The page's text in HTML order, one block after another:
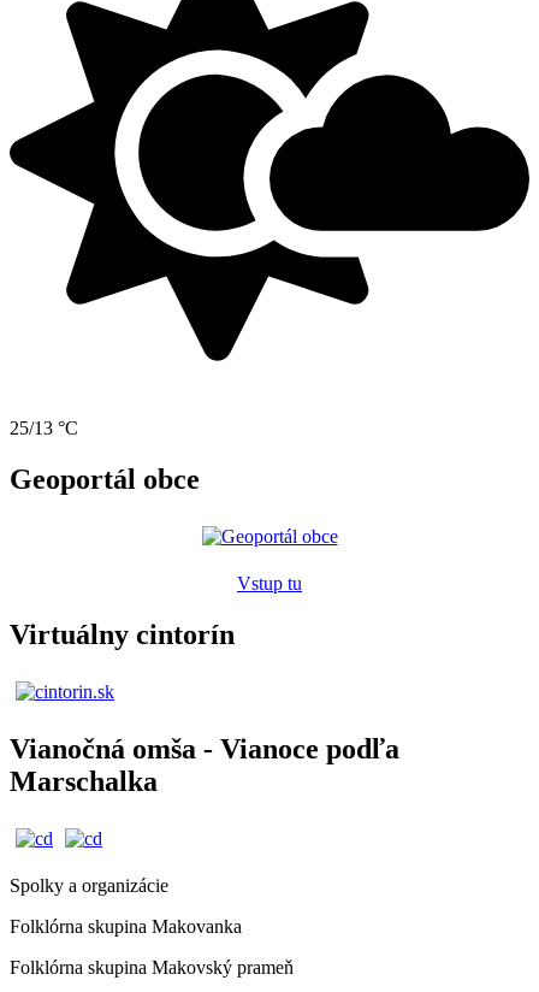
25/13 °C
Geoportál obce
Vstup tu
Virtuálny cintorín
Vianočná omša - Vianoce podľa
Marschalka
Spolky a organizácie
Folklórna skupina Makovanka
Folklórna skupina Makovský prameň